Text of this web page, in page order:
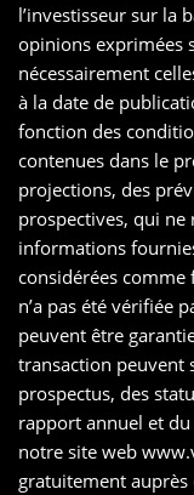
l’investisseur sur la
opinions exprimées
nécessairement
à la date de
fonction des
contenues dans le
projections, des
prospectives, qui ne
informations
considérées
n’a pas été vérifiée
peuvent être
transaction peuvent
prospectus, des
rapport annuel et
notre site web
gratuitement auprès